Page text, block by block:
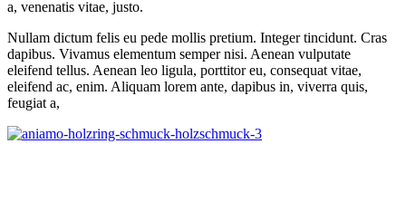
a, venenatis vitae, justo.
Nullam dictum felis eu pede mollis pretium. Integer tincidunt. Cras
dapibus. Vivamus elementum semper nisi. Aenean vulputate
eleifend tellus. Aenean leo ligula, porttitor eu, consequat vitae,
eleifend ac, enim. Aliquam lorem ante, dapibus in, viverra quis,
feugiat a,